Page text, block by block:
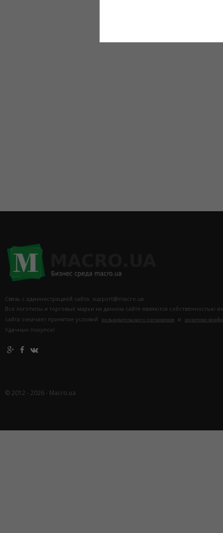
096 3001622
Связь с администрацией сайта: support@macro.ua.
Все логотипы и торговые марки на данном сайте являются собственностью
сайта означает принятие условий
пользовательского соглашения и политики
Удачных покупок!
© 2012 - 2026 - Macro.ua